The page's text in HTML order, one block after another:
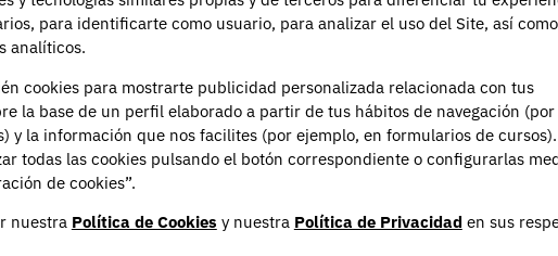
del aula
distribuidas en diferentes mesas de debate. Dentro
y vínculo humano", participóLuisana Rodríguez,
de UNIE Universidad.
Placer (Fundación Vodafone), Paloma Durán
(Tecnológico de Monterrey), la mesa abordó un
conocimiento. En un entorno donde la información
para identificarte como usuario, para analizar el uso del Site, así
analíticos.
cookies para mostrarte publicidad personalizada relacionada con tus
la base de un perfil elaborado a partir de tus hábitos de navegación
y la información que nos facilites (por ejemplo, en formularios de
todas las cookies pulsando el botón correspondiente o configurarlas
de cookies”.
nuestra Política de Cookies y nuestra Política de Privacidad en sus